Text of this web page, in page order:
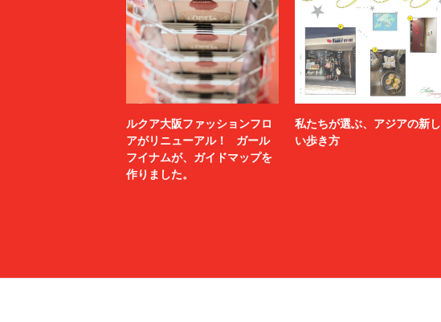
ルクア大阪ファッションフロ
アがリニューアル！ ガール
フイナムが、ガイドマップを
作りました。
私たちが選ぶ、アジアの新し
い歩き方